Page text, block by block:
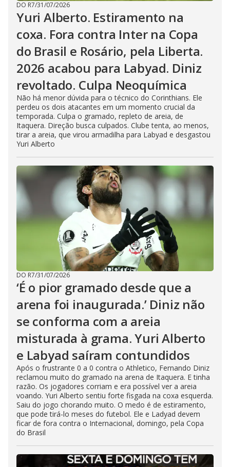
DO R7/31/07/2026
Yuri Alberto. Estiramento na
coxa. Fora contra Inter na Copa
do Brasil e Rosário, pela Liberta.
2026 acabou para Labyad. Diniz
revoltado. Culpa Neoquímica
Não há menor dúvida para o técnico do Corinthians. Ele
perdeu os dois atacantes em um momento crucial da
temporada. Culpa o gramado, repleto de areia, de
Itaquera. Direção busca culpados. Clube tenta, ao menos,
tirar a areia, que virou armadilha para Labyad e desgastou
Yuri Alberto
DO R7/31/07/2026
‘É o pior gramado desde que a
arena foi inaugurada.’ Diniz não
se conforma com a areia
misturada à grama. Yuri Alberto
e Labyad saíram contundidos
Após o frustrante 0 a 0 contra o Athletico, Fernando Diniz
reclamou muito do gramado na arena de Itaquera. E tinha
razão. Os jogadores corriam e era possível ver a areia
voando. Yuri Alberto sentiu forte fisgada na coxa esquerda.
Saiu do jogo chorando muito. O medo é de estiramento,
que pode tirá-lo meses do futebol. Ele e Ladyad devem
ficar de fora contra o Internacional, domingo, pela Copa
do Brasil